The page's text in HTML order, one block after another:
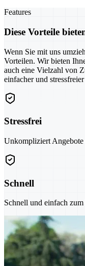
Features
Diese Vorteile
Wenn Sie mit uns
Vorteilen. Wir bieten
auch eine Vielzahl von
einfacher und
Stressfrei
Unkompliziert
Schnell
Schnell und einfach